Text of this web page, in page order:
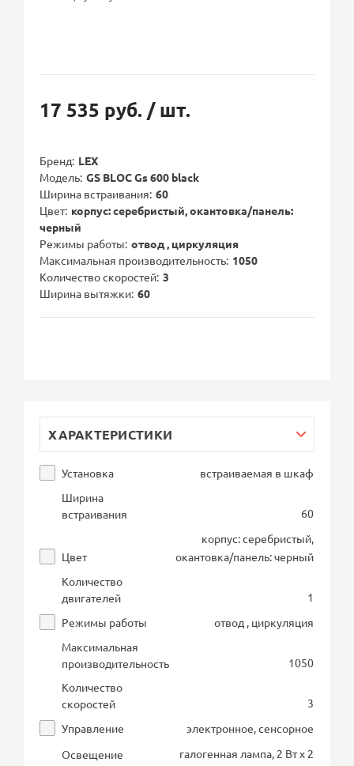
17 535 руб. / шт.
Бренд LEX
Модель GS BLOC Gs 600 black
Ширина встраивания 60
Цвет корпус: серебристый, окантовка/панель:
черный
Режимы работы отвод , циркуляция
Максимальная производительность 1050
Количество скоростей 3
Ширина вытяжки 60
ХАРАКТЕРИСТИКИ
Установка
встраиваемая в шкаф
Ширина
встраивания
60
Цвет
корпус: серебристый,
окантовка/панель: черный
Количество
двигателей
1
Режимы работы
отвод , циркуляция
Максимальная
производительность
1050
Количество
скоростей
3
Управление
электронное, сенсорное
Освещение
галогенная лампа, 2 Вт х 2